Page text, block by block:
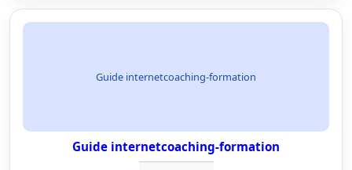
Guide internetcoaching-formation
Guide internetcoaching-formation